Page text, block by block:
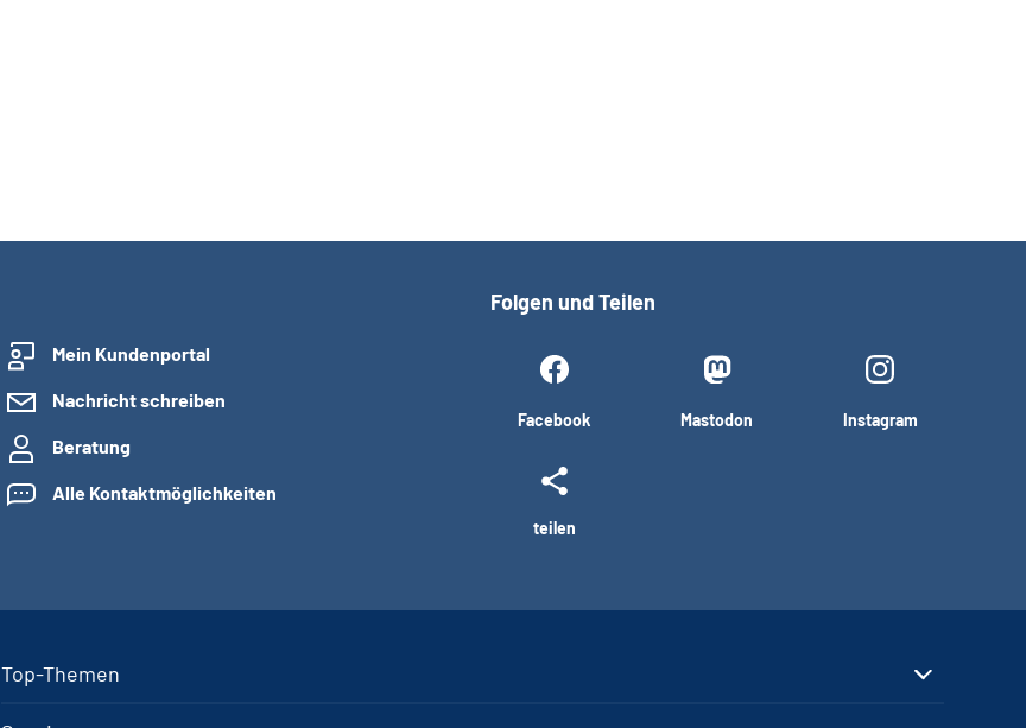
Mein Kundenportal
Nachricht schreiben
Beratung
Alle Kontaktmöglichkeiten
Folgen und Teilen
Facebook Mastodon Instagram
teilen
Top-Themen